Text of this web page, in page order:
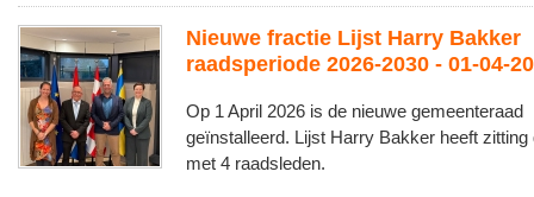
Nieuwe fractie Lijst Harry Bakker
raadsperiode 2026-2030 - 01-04-
Op 1 April 2026 is de nieuwe gemeenteraad
geïnstalleerd. Lijst Harry Bakker heeft zitting
met 4 raadsleden.